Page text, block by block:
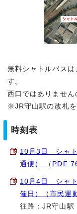
無料シャトルバスは
す。
西口ではありません
※JR守山駅の改札
時刻表
10月3日 シャ
通便） （PDF
10月4日 シャ
催日）（市民運
往路：JR守山